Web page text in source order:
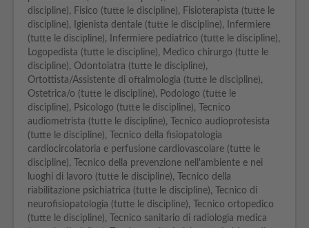
discipline), Fisico (tutte le discipline), Fisioterapista (tutte le
discipline), Igienista dentale (tutte le discipline), Infermiere
(tutte le discipline), Infermiere pediatrico (tutte le discipline),
Logopedista (tutte le discipline), Medico chirurgo (tutte le
discipline), Odontoiatra (tutte le discipline),
Ortottista/Assistente di oftalmologia (tutte le discipline),
Ostetrica/o (tutte le discipline), Podologo (tutte le
discipline), Psicologo (tutte le discipline), Tecnico
audiometrista (tutte le discipline), Tecnico audioprotesista
(tutte le discipline), Tecnico della fisiopatologia
cardiocircolatoria e perfusione cardiovascolare (tutte le
discipline), Tecnico della prevenzione nell'ambiente e nei
luoghi di lavoro (tutte le discipline), Tecnico della
riabilitazione psichiatrica (tutte le discipline), Tecnico di
neurofisiopatologia (tutte le discipline), Tecnico ortopedico
(tutte le discipline), Tecnico sanitario di radiologia medica